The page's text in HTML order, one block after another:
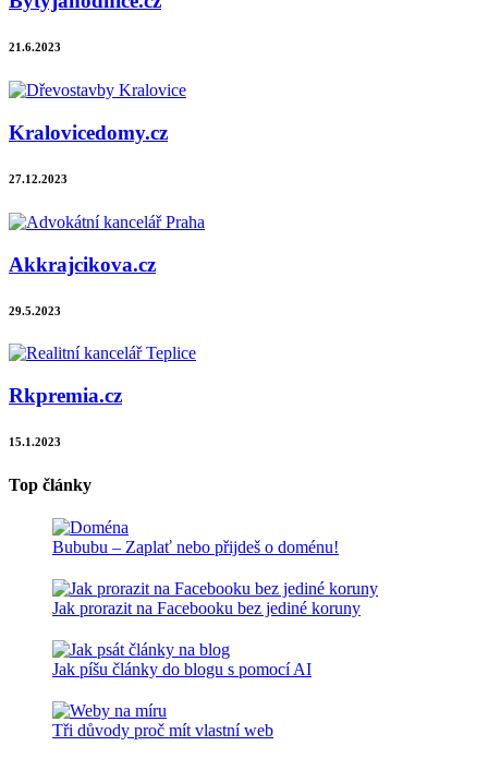
21.6.2023
Kralovicedomy.cz
27.12.2023
Akkrajcikova.cz
29.5.2023
Rkpremia.cz
15.1.2023
Top články
Bububu – Zaplať nebo přijdeš o doménu!
Jak prorazit na Facebooku bez jediné koruny
Jak píšu články do blogu s pomocí AI
Tři důvody proč mít vlastní web